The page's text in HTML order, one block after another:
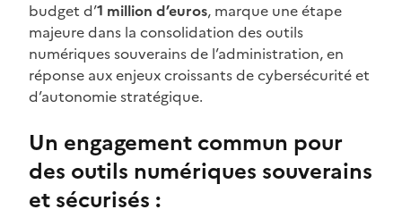
budget d’1 million d’euros, marque une étape
majeure dans la consolidation des outils
numériques souverains de l’administration, en
réponse aux enjeux croissants de cybersécurité et
d’autonomie stratégique.
Un engagement commun pour
des outils numériques souverains
et sécurisés :